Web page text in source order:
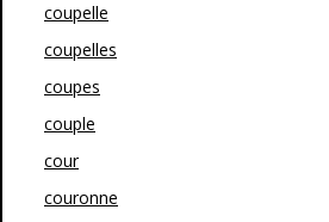
coupelle
coupelles
coupes
couple
cour
couronne